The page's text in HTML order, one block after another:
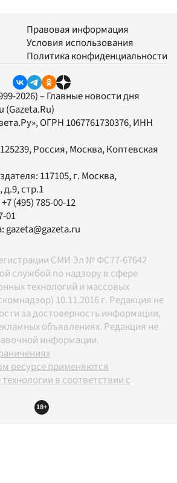
Правовая информация
Условия использования
Политика конфиденциальности
2026) – Главные новости дня
(Gazeta.Ru)
, ОГРН 1067761730376, ИНН
Россия, Москва, Коптевская
117105, г. Москва,
стр.1
+7 (495) 785-00-12
01
gazeta@gazeta.ru
СМИ Эл № ФС77-67642
службой по надзору в сфере
технологий и массовых
10.11.2016 г. Редакция не
за достоверность информации,
объявлениях. Редакция не
информации.
ресурсе применяются
в соответствии с
18+